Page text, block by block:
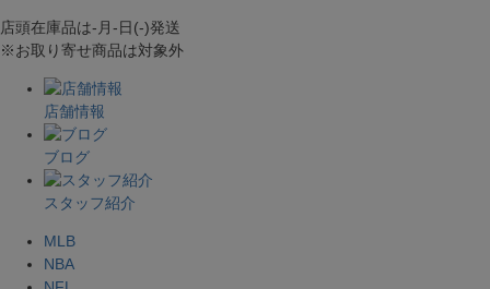
店頭在庫品は-月-日(-)発送
※お取り寄せ商品は対象外
店舗情報
ブログ
スタッフ紹介
MLB
NBA